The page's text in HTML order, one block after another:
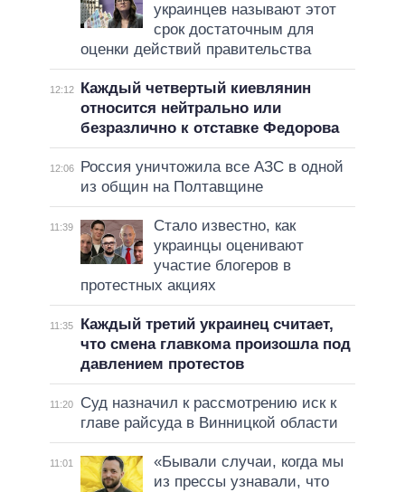
украинцев называют этот
срок достаточным для
оценки действий правительства
12:12
Каждый четвертый киевлянин
относится нейтрально или
безразлично к отставке Федорова
12:06
Россия уничтожила все АЗС в одной
из общин на Полтавщине
11:39
Стало известно, как
украинцы оценивают
участие блогеров в
протестных акциях
11:35
Каждый третий украинец считает,
что смена главкома произошла под
давлением протестов
11:20
Суд назначил к рассмотрению иск к
главе райсуда в Винницкой области
11:01
«Бывали случаи, когда мы
из прессы узнавали, что